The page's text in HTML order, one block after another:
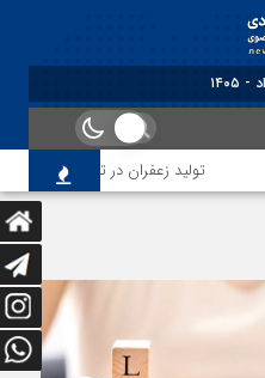
تولید زعفران در تنگنای مقررات